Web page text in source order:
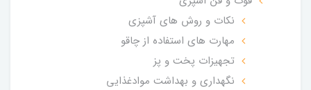
نکات و روش های آشپزی
مهارت های استفاده از چاقو
تجهیزات پخت و پز
نگهداری و بهداشت موادغذایی